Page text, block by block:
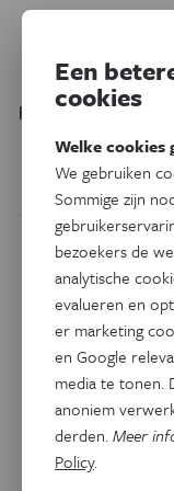
Het gaat niet
pesticiden
spelen hen
hommels onder
Een
cookies
Welke cookies
We gebruiken
Sommige zijn
bezoekers de
analytische
evalueren en
er marketing
en Google
media te tonen.
anoniem
derden.Meer
Policy.